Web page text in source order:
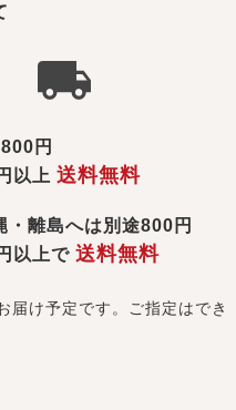
円
以上 送料無料
・離島へは別途800円
以上で 送料無料
届け予定です。ご指定はでき